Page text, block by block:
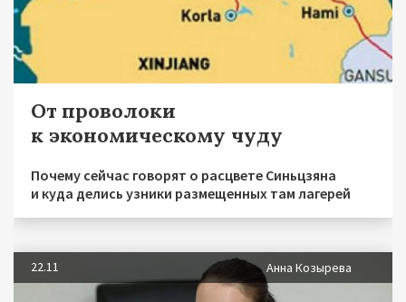
От проволоки
к экономическому чуду
Почему сейчас говорят о расцвете Синьцзяна
и куда делись узники размещенных там лагерей
22.11 Анна Козырева